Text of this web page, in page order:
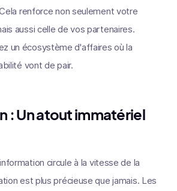
renforce non seulement votre
aussi celle de vos partenaires.
un écosystème d'affaires où la
vont de pair.
: Un atout immatériel
circule à la vitesse de la
est plus précieuse que jamais. Les